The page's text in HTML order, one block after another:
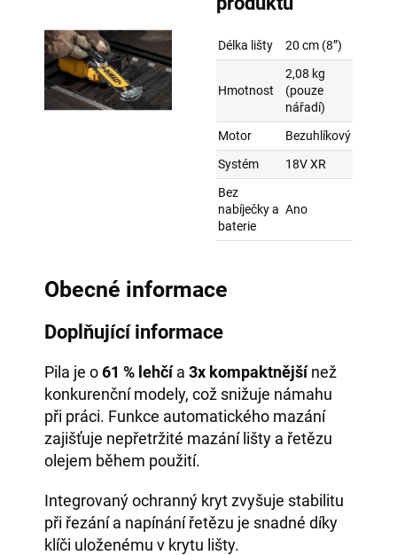
Délka lišty 20 cm (8”)
Hmotnost
2,08 kg
(pouze
nářadí)
Motor
Bezuhlíkový
Systém
18V XR
Bez
nabíječky a
baterie
Ano
Obecné informace
Doplňující informace
Pila je o61 % lehčía 3x kompaktnějšínež
konkurenční modely, což snižuje námahu
při práci. Funkce automatického mazání
zajišťuje nepřetržité mazání lišty a řetězu
olejem během použití.
Integrovaný ochranný kryt zvyšuje stabilitu
při řezání a napínání řetězu je snadné díky
klíči uloženému v krytu lišty.